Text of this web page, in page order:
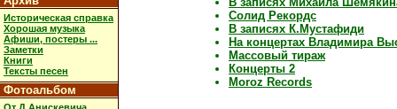
Историческая справка
Хорошая музыка
Афиши, постеры ...
Заметки
Книги
Тексты песен
Фотоальбом
Солид Рекордс
В записях К.Мустафиди
На концертах Владимира
Массовый тираж
Концерты 2
Moroz Records